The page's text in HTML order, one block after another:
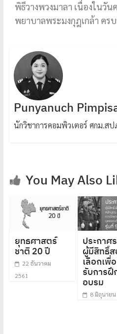
พิธีวางพวงมาลา เนื่องในวัน
พยาบาลพระมงกุฎเกล้า คร
Punyanuch
นักวิชาการคอมพิวเตอร์ ศกม.สป
You May Also
ยุทธศาสตร์
ชาติ 20 ปี
22 ธันวาคม
2561
ประกาศ
ผู้มีสิทธิ์
เลือกเพื่อ
รับการฝึ
อบรม
8 มิถุนาย